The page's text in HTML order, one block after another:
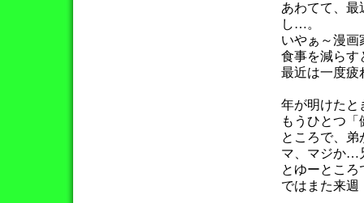
あわてて、最
し…。
いやぁ～漫画
食事を減らす
最近は一度
年が明けたと
もうひとつ
ところで、
マ、マジか…
とゆーとこ
ではまた来週